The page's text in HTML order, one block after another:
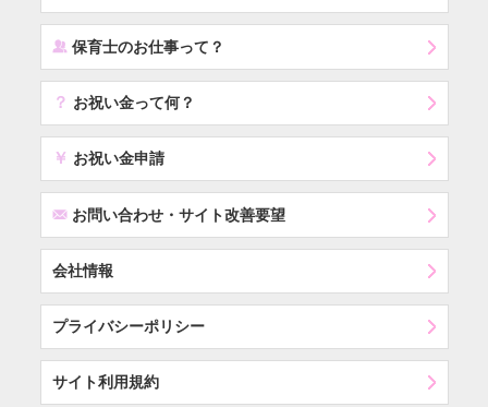
‰ 保育士のお仕事って？
？ お祝い金って何？
￥ お祝い金申請
Fお問い合わせ・サイト改善要望
会社情報
プライバシーポリシー
サイト利用規約